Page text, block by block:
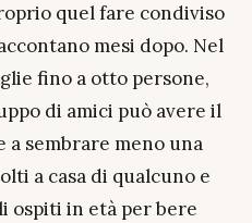
quel fare condiviso
mesi dopo. Nel
fino a otto persone,
di amici può avere il
sembrare meno una
a casa di qualcuno e
ospiti in età per bere